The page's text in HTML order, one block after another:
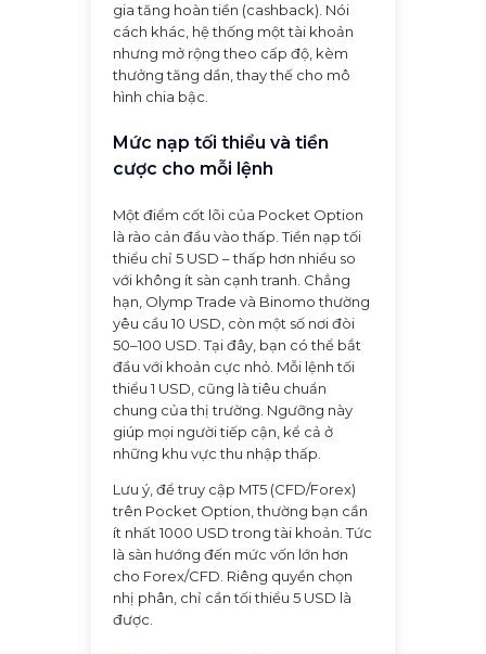
gia tăng hoàn tiền (cashback). Nói
cách khác, hệ thống một tài khoản
nhưng mở rộng theo cấp độ, kèm
thưởng tăng dần, thay thế cho mô
hình chia bậc.
Mức nạp tối thiểu và tiền
cược cho mỗi lệnh
Một điểm cốt lõi của Pocket Option
là rào cản đầu vào thấp. Tiền nạp tối
thiểu chỉ 5 USD – thấp hơn nhiều so
với không ít sàn cạnh tranh. Chẳng
hạn, Olymp Trade và Binomo thường
yêu cầu 10 USD, còn một số nơi đòi
50–100 USD. Tại đây, bạn có thể bắt
đầu với khoản cực nhỏ. Mỗi lệnh tối
thiểu 1 USD, cũng là tiêu chuẩn
chung của thị trường. Ngưỡng này
giúp mọi người tiếp cận, kể cả ở
những khu vực thu nhập thấp.
Lưu ý, để truy cập MT5 (CFD/Forex)
trên Pocket Option, thường bạn cần
ít nhất 1000 USD trong tài khoản. Tức
là sàn hướng đến mức vốn lớn hơn
cho Forex/CFD. Riêng quyền chọn
nhị phân, chỉ cần tối thiểu 5 USD là
được.